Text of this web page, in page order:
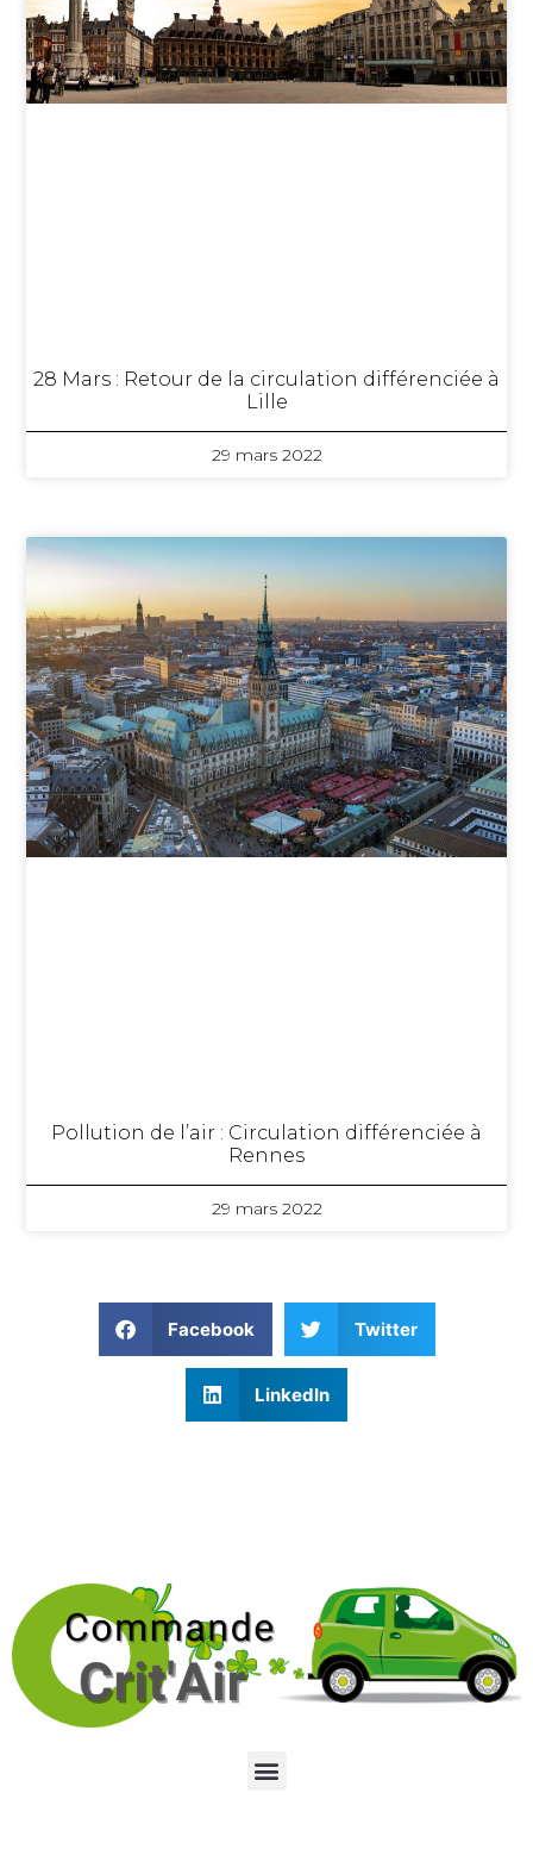
28 Mars : Retour de la circulation différenciée à
Lille
29 mars 2022
Pollution de l’air : Circulation différenciée à
Rennes
29 mars 2022
Facebook Twitter
LinkedIn